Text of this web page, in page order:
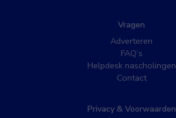
Vragen
Adverteren
FAQ’s
Helpdesk nascholingen
Contact
Privacy & Voorwaarden